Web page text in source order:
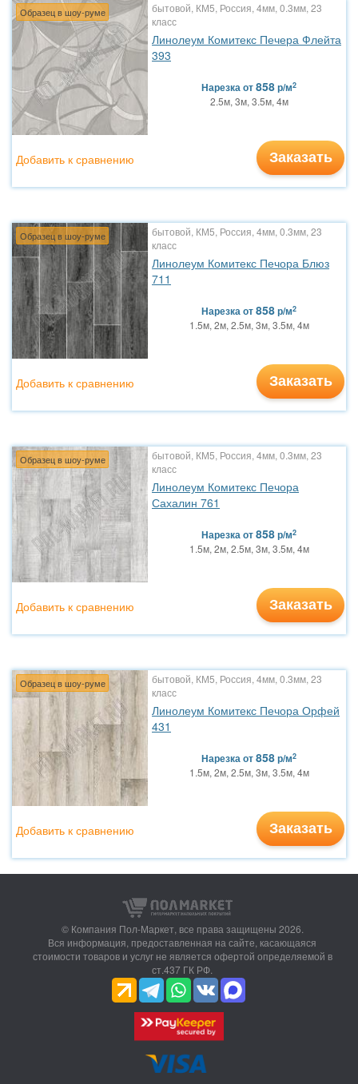
Образец в шоу-руме
бытовой, КМ5, Россия, 4мм, 0.3мм, 23
класс
Линолеум Комитекс Печера Флейта
393
Нарезкаот858р/м2
2.5м, 3м, 3.5м, 4м
Заказать
Добавить к сравнению
Образец в шоу-руме
бытовой, КМ5, Россия, 4мм, 0.3мм, 23
класс
Линолеум Комитекс Печора Блюз
711
Нарезкаот858р/м2
1.5м, 2м, 2.5м, 3м, 3.5м, 4м
Заказать
Добавить к сравнению
Образец в шоу-руме
бытовой, КМ5, Россия, 4мм, 0.3мм, 23
класс
Линолеум Комитекс Печора
Сахалин 761
Нарезкаот858р/м2
1.5м, 2м, 2.5м, 3м, 3.5м, 4м
Заказать
Добавить к сравнению
Образец в шоу-руме
бытовой, КМ5, Россия, 4мм, 0.3мм, 23
класс
Линолеум Комитекс Печора Орфей
431
Нарезкаот858р/м2
1.5м, 2м, 2.5м, 3м, 3.5м, 4м
Заказать
Добавить к сравнению
© Компания Пол-Маркет, все права защищены 2026.
Вся информация, предоставленная на сайте, касающаяся
стоимости товаров и услуг не является офертой определяемой в
ст.437 ГК РФ.